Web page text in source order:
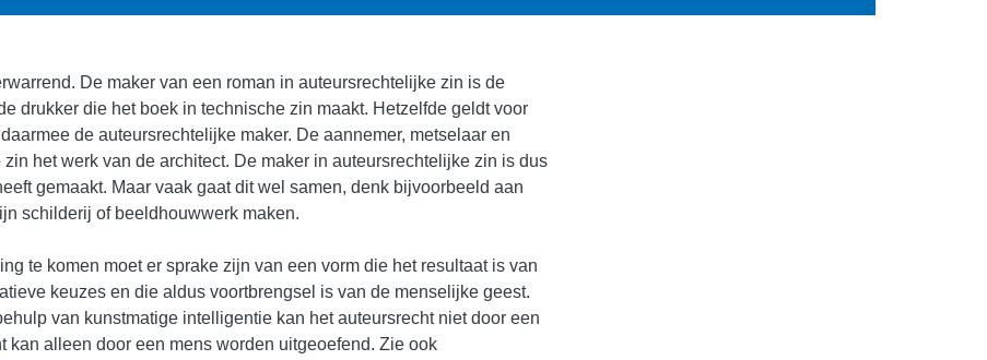
De maker van een roman in auteursrechtelijke zin is de
drukker die het boek in technische zin maakt. Hetzelfde geldt voor
de auteursrechtelijke maker. De aannemer, metselaar en
het werk van de architect. De maker in auteursrechtelijke zin is dus
gemaakt. Maar vaak gaat dit wel samen, denk bijvoorbeeld aan
schilderij of beeldhouwwerk maken.
te komen moet er sprake zijn van een vorm die het resultaat is van
keuzes en die aldus voortbrengsel is van de menselijke geest.
van kunstmatige intelligentie kan het auteursrecht niet door een
kan alleen door een mens worden uitgeoefend. Zie ook